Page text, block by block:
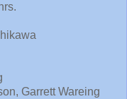
Garrett Wareing